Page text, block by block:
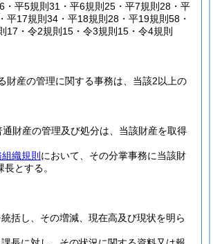
平5規則31・平6規則25・平7規則28・平
17規則34・平18規則28・平19規則58・
・令2規則15・令3規則15・令4規則
財産の管理に関する事務は、当該2以上の
財産の管理及び処分は、当該財産を取得
織規則 において、その分掌事務に当該財
とする。
括し、その増減、現在高及び現状を明ら